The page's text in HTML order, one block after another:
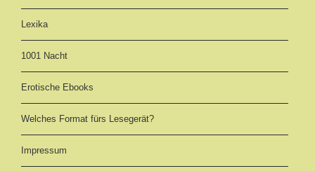
Lexika
1001 Nacht
Erotische Ebooks
Welches Format fürs Lesegerät?
Impressum